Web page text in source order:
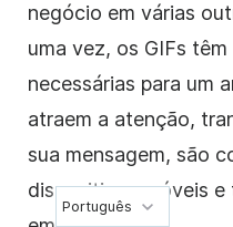
negócio em várias
uma vez, os GIFs
necessárias para um
atraem a atenção,
sua mensagem, são
dispositivos móveis e
Português